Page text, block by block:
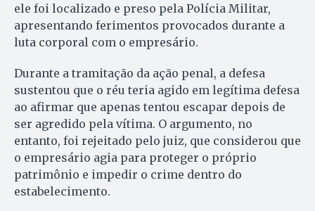
ele foi localizado e preso pela Polícia Militar,
apresentando ferimentos provocados durante a
luta corporal com o empresário.
Durante a tramitação da ação penal, a defesa
sustentou que o réu teria agido em legítima defesa
ao afirmar que apenas tentou escapar depois de
ser agredido pela vítima. O argumento, no
entanto, foi rejeitado pelo juiz, que considerou que
o empresário agia para proteger o próprio
patrimônio e impedir o crime dentro do
estabelecimento.